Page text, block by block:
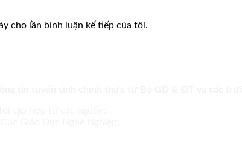
cho lần bình luận kế tiếp của tôi.